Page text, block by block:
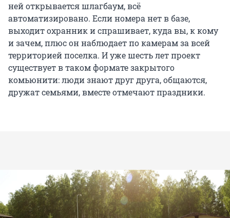
ней открывается шлагбаум, всё
автоматизировано. Если номера нет в базе,
выходит охранник и спрашивает, куда вы, к кому
и зачем, плюс он наблюдает по камерам за всей
территорией поселка. И уже шесть лет проект
существует в таком формате закрытого
комьюнити: люди знают друг друга, общаются,
дружат семьями, вместе отмечают праздники.